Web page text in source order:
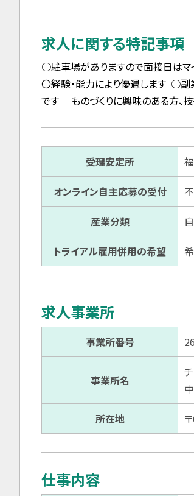
求人に関する特記事項
○駐車場がありますので面接日はマ
〇経験・能力により優遇します ○
です ものづくりに興味のある方、
受理安定所
オンライン自主応募の受付
産業分類
トライアル雇用併用の希望
求人事業所
事業所番号
事業所名
所在地
仕事内容